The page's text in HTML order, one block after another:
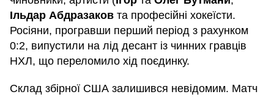
Ільдар Абдразаков та професійні хокеїсти.
Росіяни, програвши перший період з рахунком
0:2, випустили на лід десант із чинних гравців
НХЛ, що переломило хід поєдинку.
Склад збірної США залишився невідомим. Матч